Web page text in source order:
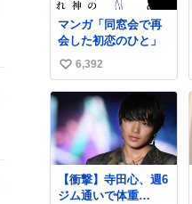
マンガ「同窓会で再
会した初恋のひと」
い
い
ね
数
6,392
【衝撃】寺田心、週6
ジム通いで体重